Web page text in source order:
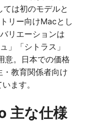
は初のモデルと
リー向けMacとし
リエーションは
」「シトラス」
意。日本での価格
教育関係者向け
ます。
主な仕様